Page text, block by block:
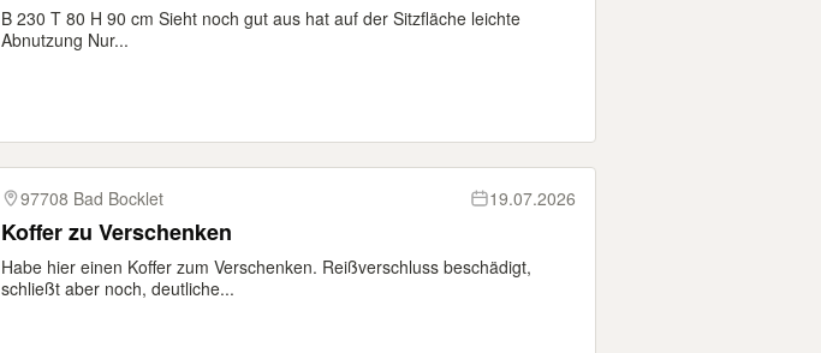
B 230 T 80 H 90 cm Sieht noch gut aus hat auf der Sitzfläche leichte
Abnutzung Nur...
97708 Bad Bocklet 19.07.2026
Koffer zu Verschenken
Habe hier einen Koffer zum Verschenken. Reißverschluss beschädigt,
schließt aber noch, deutliche...